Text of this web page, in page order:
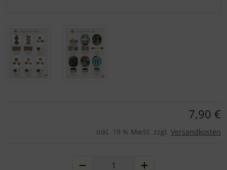
7,90 €
inkl. 19 % MwSt. zzgl. Versandkosten